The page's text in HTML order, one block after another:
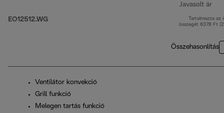
EO12512.WG
Javasolt ár
Tartalmazza az
összegét 6378 Ft
Összehasonlítás
Ventilátor konvekció
Grill funkció
Melegen tartás funkció